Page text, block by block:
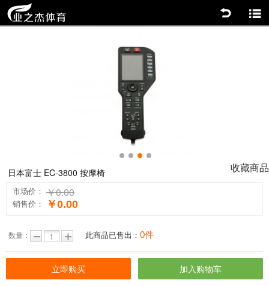
2 3
收藏商品
日本富士 EC-3800 按摩椅
市场价： ￥0.00
销售价： ￥0.00
数量： 此商品已售出： 0件